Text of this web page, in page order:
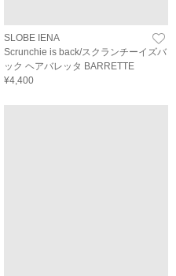
SLOBE IENA
Scrunchie is back/スクランチーイズバ
ック ヘアバレッタ BARRETTE
¥4,400